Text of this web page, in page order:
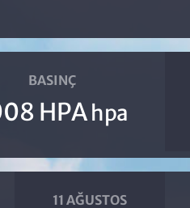
BASINÇ
HPA hpa
11 AĞUSTOS